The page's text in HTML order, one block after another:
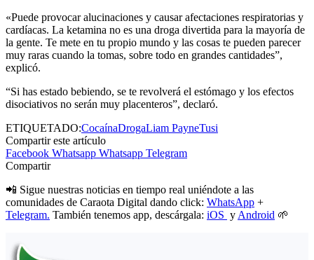
«Puede provocar alucinaciones y causar afectaciones respiratorias y
cardíacas. La ketamina no es una droga divertida para la mayoría de
la gente. Te mete en tu propio mundo y las cosas te pueden parecer
muy raras cuando la tomas, sobre todo en grandes cantidades”,
explicó.
“Si has estado bebiendo, se te revolverá el estómago y los efectos
disociativos no serán muy placenteros”, declaró.
ETIQUETADO:CocaínaDrogaLiam PayneTusi
Compartir este artículo
Facebook Whatsapp Whatsapp Telegram
Compartir
📲 Sigue nuestras noticias en tiempo real uniéndote a las
comunidades de Caraota Digital dando click: WhatsApp +
Telegram. También tenemos app, descárgala: iOS y Android 🌱